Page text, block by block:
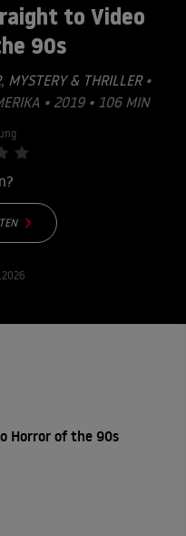
to Video
90s
, MYSTERY & THRILLER•
• 2019 • 106 MIN
Horror of the 90s